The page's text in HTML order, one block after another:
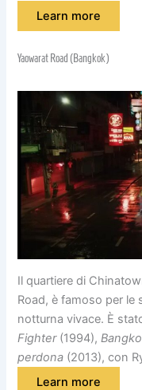
Learn more
Yaowarat Road (Bangkok)
Il quartiere di
Road, è famoso per le
notturna vivace. È
Fighter(1994),
perdona (2013), con
Learn more